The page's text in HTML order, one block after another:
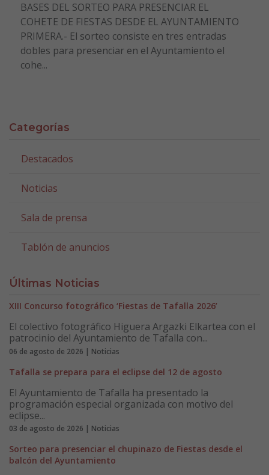
BASES DEL SORTEO PARA PRESENCIAR EL
COHETE DE FIESTAS DESDE EL AYUNTAMIENTO
PRIMERA.- El sorteo consiste en tres entradas
dobles para presenciar en el Ayuntamiento el
cohe...
Categorías
Destacados
Noticias
Sala de prensa
Tablón de anuncios
Últimas Noticias
XIII Concurso fotográfico ‘Fiestas de Tafalla 2026’
El colectivo fotográfico Higuera Argazki Elkartea con el
patrocinio del Ayuntamiento de Tafalla con...
06 de agosto de 2026 | Noticias
Tafalla se prepara para el eclipse del 12 de agosto
El Ayuntamiento de Tafalla ha presentado la
programación especial organizada con motivo del
eclipse...
03 de agosto de 2026 | Noticias
Sorteo para presenciar el chupinazo de Fiestas desde el
balcón del Ayuntamiento